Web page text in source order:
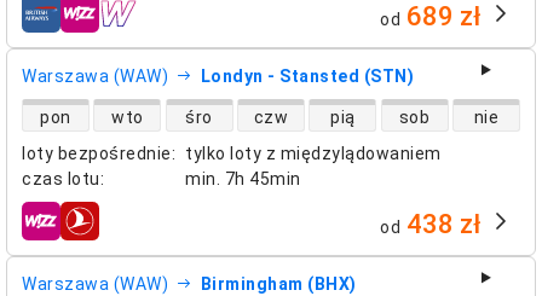
linie lotnicze od 689 zł
Warszawa (WAW) Londyn - Stansted (STN)
loty bezpośrednie:
tylko loty z międzylądowaniem
czas lotu: min. 7h 45min
dostępność lotów bezpośrednich
pon wto śro czw pią sob nie
linie lotnicze od 438 zł
Warszawa (WAW) Birmingham (BHX)